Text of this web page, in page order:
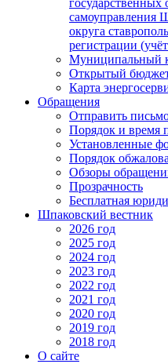
государственных
самоуправления
округа
регистрации
Муниципальный
Открытый
Карта
Обращения
Отправить
Порядок и время
Установленные
Порядок
Обзоры
Прозрачность
Бесплатная
Шпаковский вестник
2026 год
2025 год
2024 год
2023 год
2022 год
2021 год
2020 год
2019 год
2018 год
О сайте